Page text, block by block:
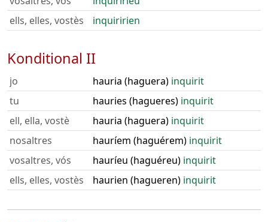
ells, elles, vostès
inquiririen
Konditional II
jo hauria (haguera) inquirit
tu
hauries (hagueres) inquirit
ell, ella, vostè
hauria (haguera) inquirit
nosaltres
hauríem (haguérem) inquirit
vosaltres, vós
hauríeu (haguéreu) inquirit
ells, elles, vostès
haurien (hagueren) inquirit